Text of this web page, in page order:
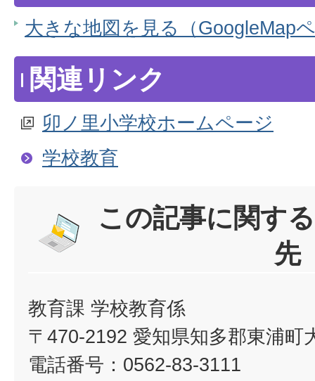
大きな地図を見る（GoogleMap
関連リンク
卯ノ里小学校ホームページ
学校教育
この記事に関す
先
教育課 学校教育係
〒470-2192 愛知県知多郡東浦町
電話番号：0562-83-3111